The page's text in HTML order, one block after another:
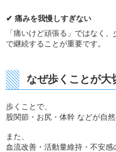
✔ 痛みを我慢しすぎない
「痛いけど頑張る」ではなく
で継続することが重要です。
なぜ歩くことが大
歩くことで、
股関節・お尻・体幹 などが自
また、
血流改善・活動量維持・不安感